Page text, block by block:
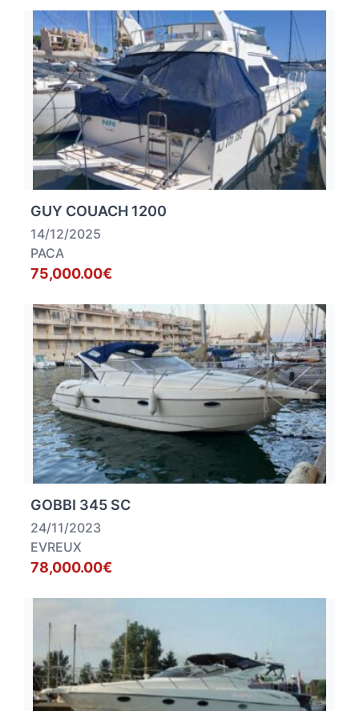
GUY COUACH 1200
14/12/2025
PACA
75,000.00€
GOBBI 345 SC
24/11/2023
EVREUX
78,000.00€